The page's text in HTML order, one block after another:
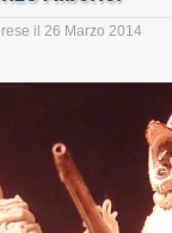
il 26 Marzo 2014